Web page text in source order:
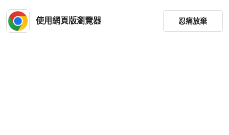
使用網頁版瀏覽器 忍痛放棄